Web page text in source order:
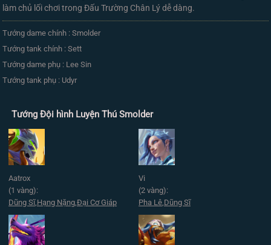
làm chủ lối chơi trong Đấu Trường Chân Lý dễ dàng.
Tướng dame chính : Smolder
Tướng tank chính : Sett
Tướng dame phụ : Lee Sin
Tướng tank phụ : Udyr
Tướng Đội hình Luyện Thú Smolder
Aatrox
(1 vàng):
Dũng Sĩ,Hạng Nặng,Đại Cơ Giáp
Vi
(2 vàng):
Pha Lê,Dũng Sĩ